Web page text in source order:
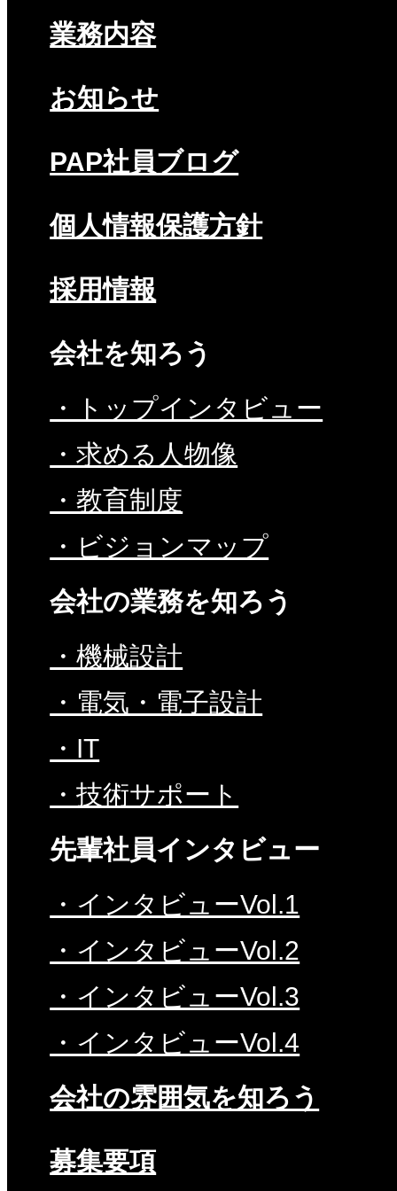
業務内容
お知らせ
PAP社員ブログ
個人情報保護方針
採用情報
会社を知ろう
・トップインタビュー
・求める人物像
・教育制度
・ビジョンマップ
会社の業務を知ろう
・機械設計
・電気・電子設計
・IT
・技術サポート
先輩社員インタビュー
・インタビューVol.1
・インタビューVol.2
・インタビューVol.3
・インタビューVol.4
会社の雰囲気を知ろう
募集要項